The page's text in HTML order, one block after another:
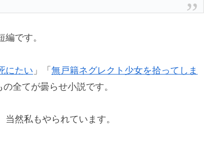
です。
にたい 」「無戸籍ネグレクト少女を拾ってしま
全てが曇らせ小説です。
当然私もやられています。